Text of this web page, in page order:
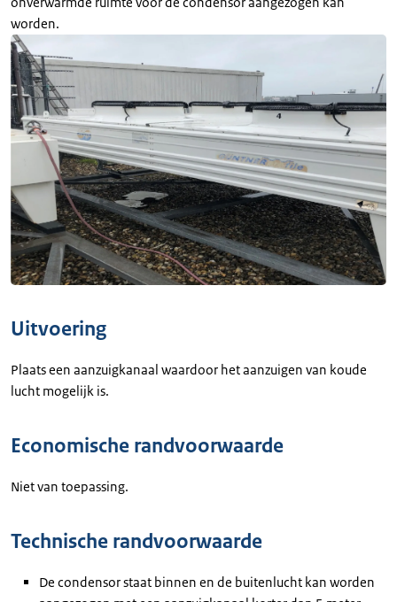
worden.
Uitvoering
Plaats een aanzuigkanaal waardoor het aanzuigen van koude
lucht mogelijk is.
Economische randvoorwaarde
Niet van toepassing.
Technische randvoorwaarde
De condensor staat binnen en de buitenlucht kan worden